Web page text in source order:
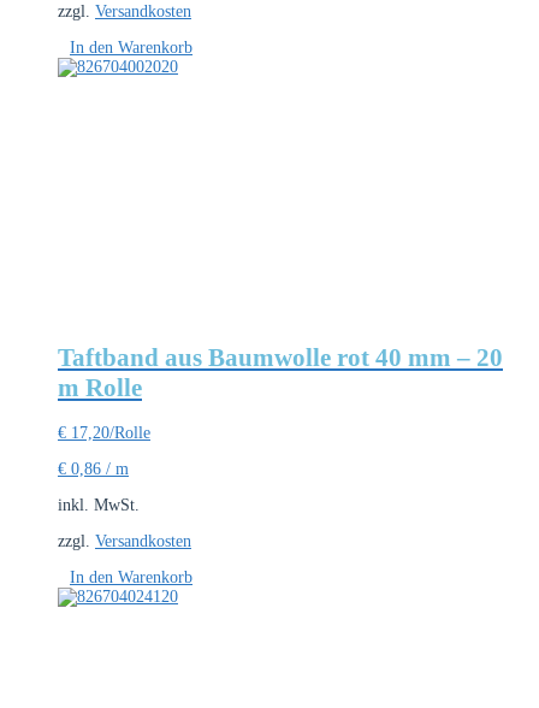
zzgl. Versandkosten
In den Warenkorb
Taftband aus Baumwolle rot 40 mm – 20
m Rolle
€ 17,20/Rolle
€ 0,86 / m
inkl. MwSt.
zzgl. Versandkosten
In den Warenkorb